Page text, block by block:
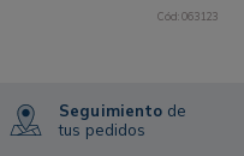
Cód:063123
Seguimiento de
tus pedidos